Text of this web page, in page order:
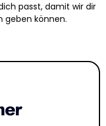
passt, damit wir dir
geben können.